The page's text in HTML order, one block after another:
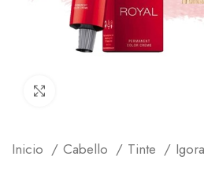
Inicio Cabello Tinte Igora